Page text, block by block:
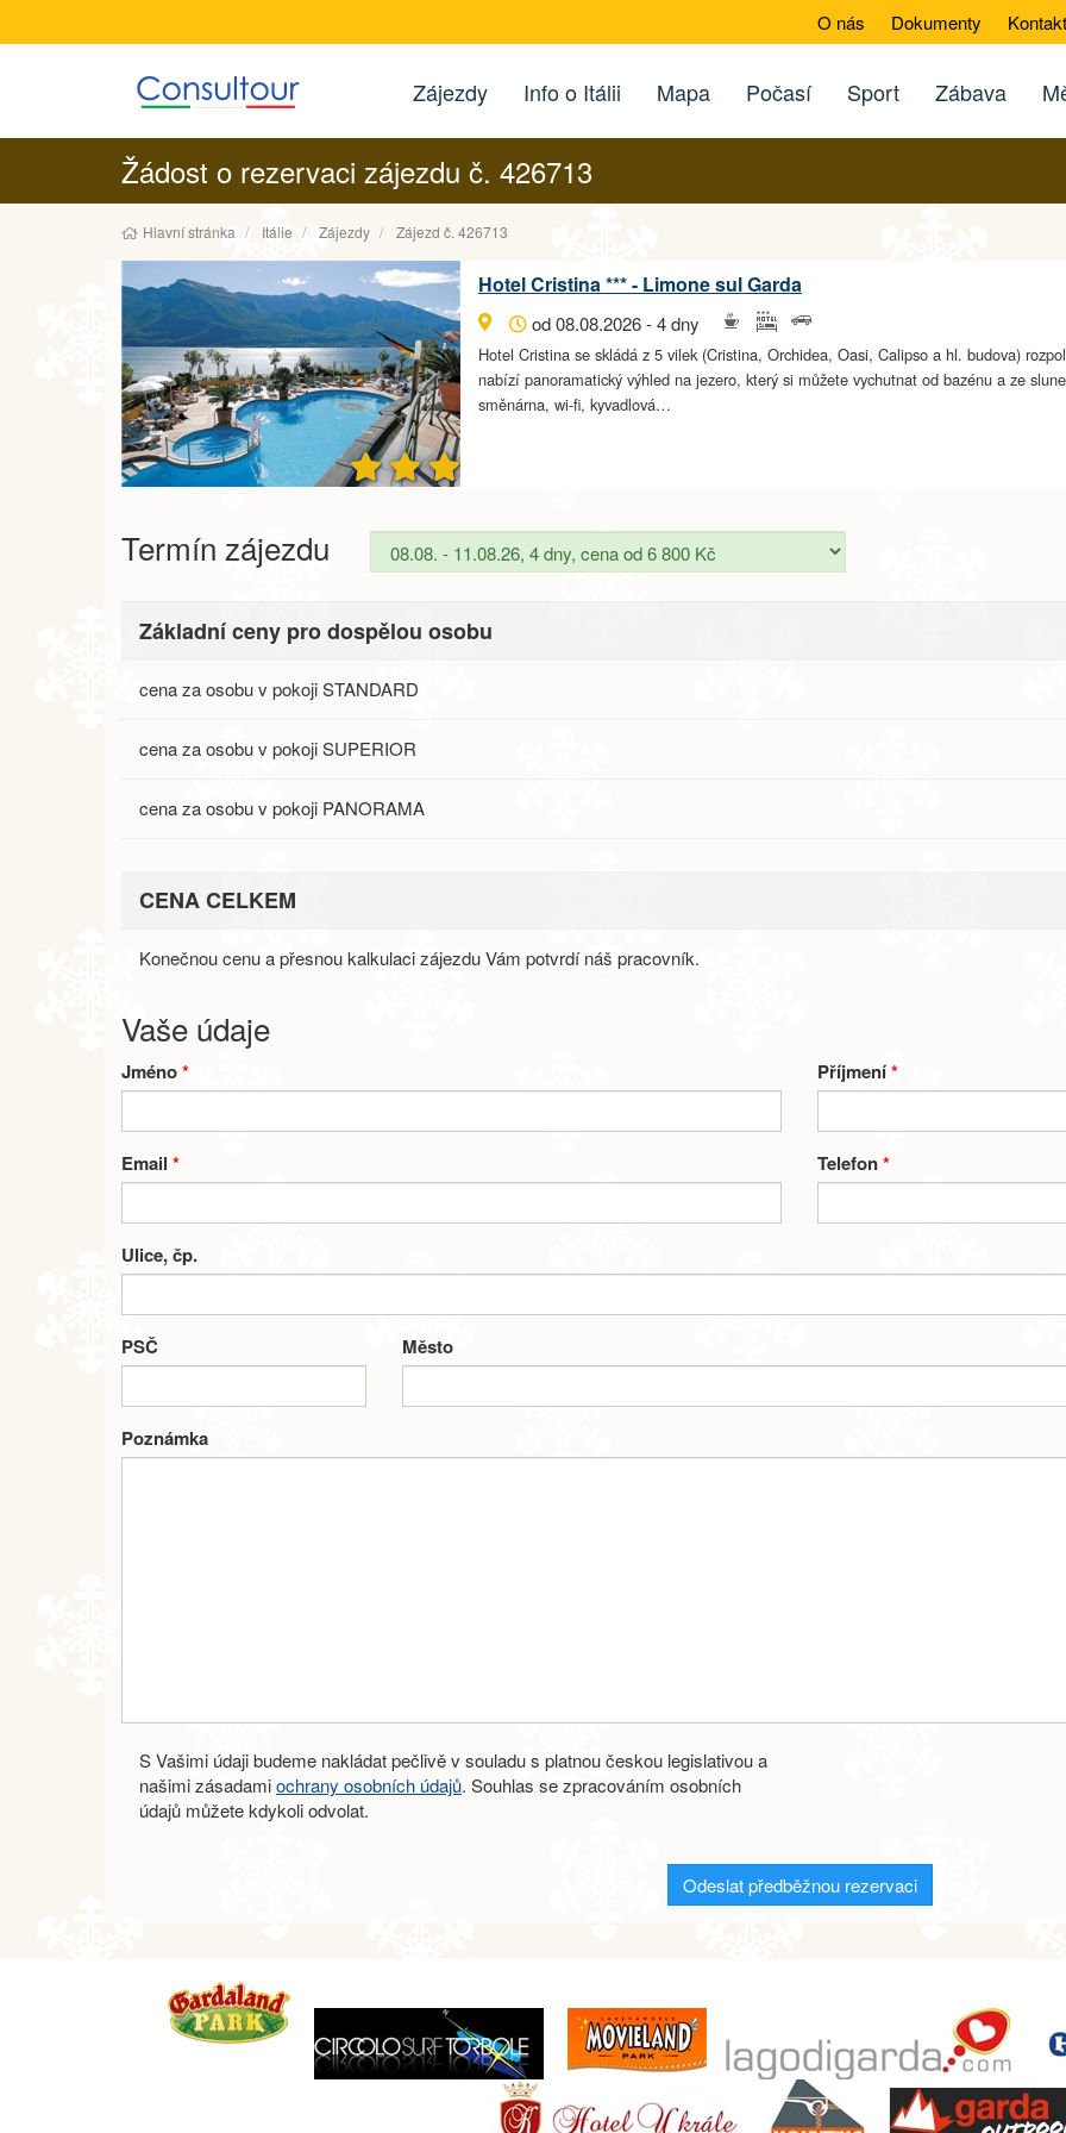
O nás Dokumenty
Zájezdy Info o Itálii Mapa Počasí Sport Zábava
Žádost o rezervaci zájezdu č. 426713
Hlavní stránka Itálie Zájezdy Zájezd č. 426713
Hotel Cristina *** - Limone sul Garda
od 08.08.2026 - 4 dny
Hotel Cristina se skládá z 5 vilek (Cristina, Orchidea, Oasi, Calipso a hl. budova)
nabízí panoramatický výhled na jezero, který si můžete vychutnat od bazénu a ze
směnárna, wi-fi, kyvadlová…
Termín zájezdu
Základní ceny pro dospělou osobu
cena za osobu v pokoji STANDARD
cena za osobu v pokoji SUPERIOR
cena za osobu v pokoji PANORAMA
CENA CELKEM
Konečnou cenu a přesnou kalkulaci zájezdu Vám potvrdí náš pracovník.
Vaše údaje
Jméno* Příjmení*
Email * Telefon*
Ulice, čp.
PSČ Město
Poznámka
S Vašimi údaji budeme nakládat pečlivě v souladu s platnou českou legislativou a
našimi zásadamiochrany osobních údajů. Souhlas se zpracováním osobních
údajů můžete kdykoli odvolat.
Odeslat předběžnou rezervaci